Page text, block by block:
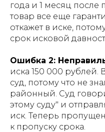
года и 1 месяц после
товар все еще
откажет в иске,
срок исковой
Ошибка 2:
иска 150 000
суд, потому что не
районный. Суд
этому суду" и
иск. Теперь
к пропуску срока.